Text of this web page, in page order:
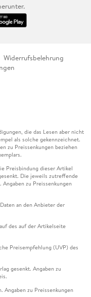
Widerrufsbelehrung
die das Lesen aber nicht
als solche gekennzeichnet.
zu Preissenkungen beziehen
Preisbindung dieser Artikel
Die jeweils zutreffende
zu Preissenkungen
an den Anbieter der
des auf der Artikelseite
Preisempfehlung (UVP) des
gesenkt. Angaben zu
Angaben zu Preissenkungen